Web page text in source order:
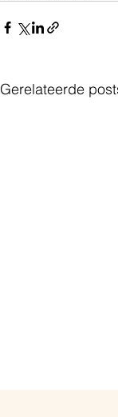
Gerelateerde